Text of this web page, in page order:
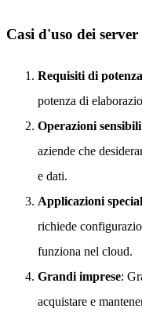
Casi d'uso dei
Requisiti di
potenza di
Operazioni
aziende che
e dati.
Applicazioni
richiede
funziona nel cloud.
Grandi imprese:
acquistare e